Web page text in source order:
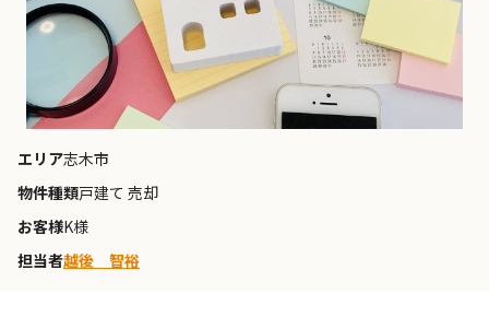
エリア志木市
物件種類戸建て 売却
お客様K様
担当者越後 智裕